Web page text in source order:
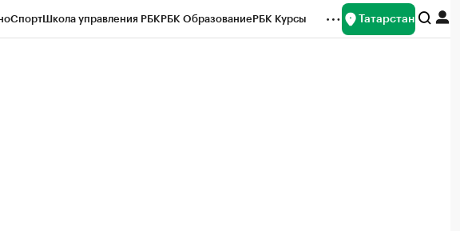
СпортШкола управления РБКРБК ОбразованиеРБК Курсы Татарстан